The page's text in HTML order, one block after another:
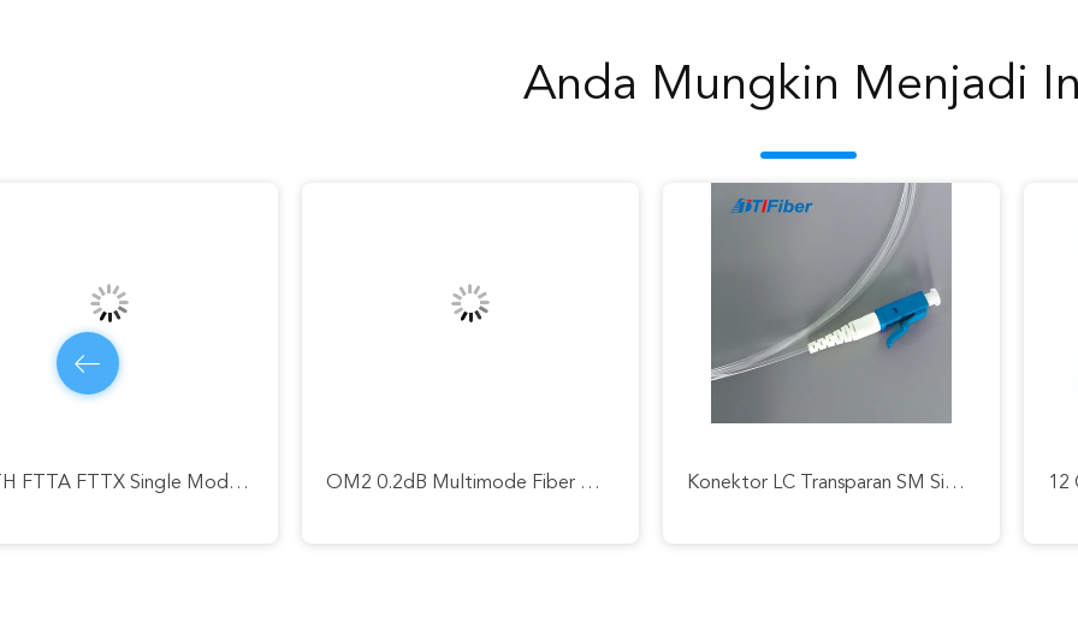
Anda Mungkin Menjadi
OM2 0.2dB Multimode Fiber Optic Patch Cord LC UPC Ke SC UPC Konektor LC Transparan SM Simplex Fiber Patch Cord Panjang Kustom 12 Core Singlemode G657A Fiber Optic Patch Cord MPO LC OFNR Fan Out